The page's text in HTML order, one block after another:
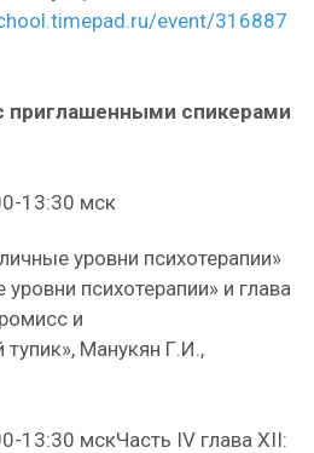
event/316887
приглашенными спикерами
13:30 мск
уровни психотерапии»
психотерапии» и глава
и
тупик», Манукян Г.И.,
13:30 мскЧасть IV глава XII: